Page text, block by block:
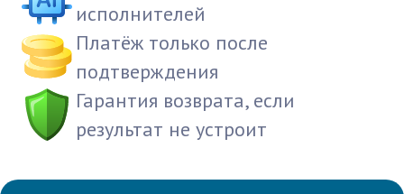
исполнителей
Платёж только после
подтверждения
Гарантия возврата, если
результат не устроит